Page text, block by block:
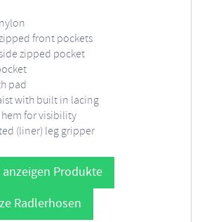
front pockets
zipped pocket
pad
with built in lacing
for visibility
(liner) leg gripper
Produkte
Radlerhosen